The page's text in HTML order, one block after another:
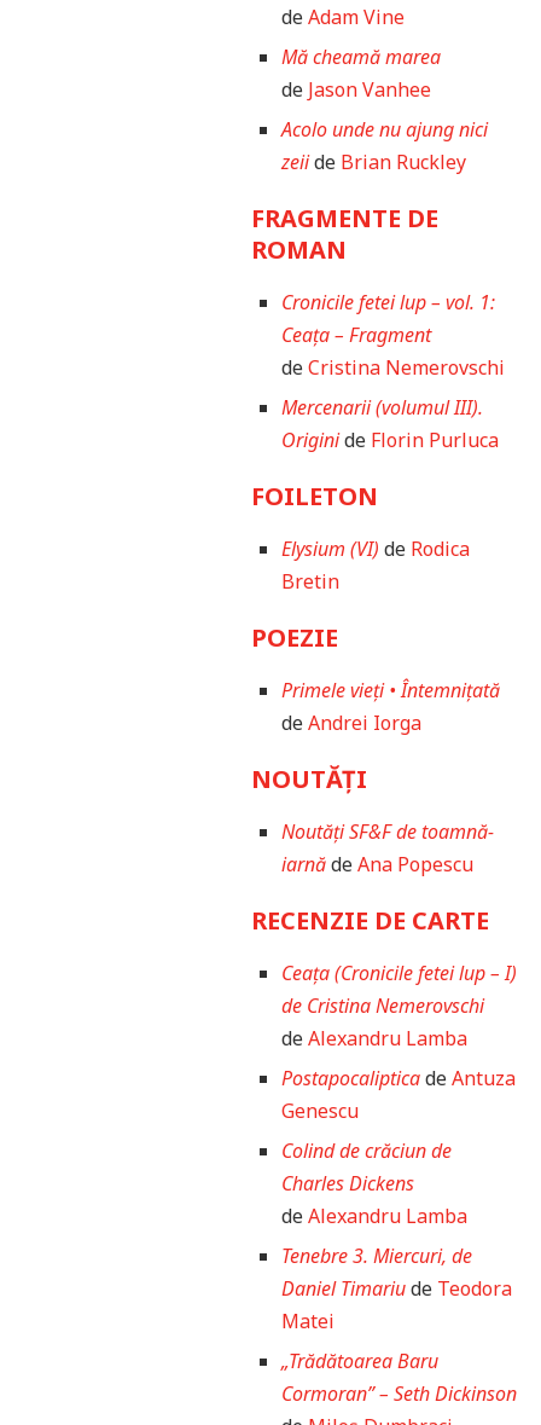
deAdam Vine
Mă cheamă marea
de Jason Vanhee
Acolo unde nu ajung nici
zeiide Brian Ruckley
FRAGMENTE DE
ROMAN
Cronicile fetei lup – vol. 1:
Ceața – Fragment
deCristina Nemerovschi
Mercenarii (volumul III).
Originide Florin Purluca
FOILETON
Elysium (VI) de Rodica
Bretin
POEZIE
Primele vieți • Întemnițată
deAndrei Iorga
NOUTĂȚI
Noutăți SF&F de toamnă-
iarnădeAna Popescu
RECENZIE DE CARTE
Ceața (Cronicile fetei lup – I)
de Cristina Nemerovschi
deAlexandru Lamba
PostapocalipticadeAntuza
Genescu
Colind de crăciun de
Charles Dickens
deAlexandru Lamba
Tenebre 3. Miercuri, de
Daniel Timariude Teodora
Matei
„Trădătoarea Baru
Cormoran” – Seth Dickinson